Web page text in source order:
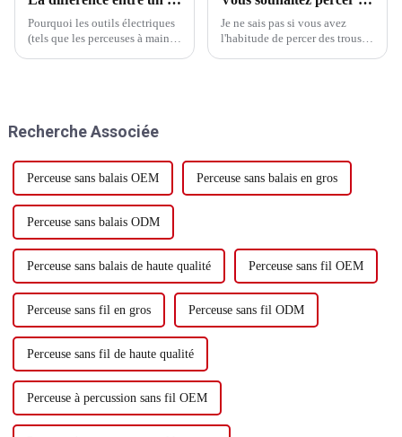
Pourquoi les outils électriques
(tels que les perceuses à main,
tient vraiment pas en une
Je ne sais pas si vous avez
l'habitude de percer des trous
Recherche Associée
Perceuse sans balais OEM Perceuse sans balais en gros
Perceuse sans balais ODM
Perceuse sans balais de haute qualité Perceuse sans fil OEM
Perceuse sans fil en gros Perceuse sans fil ODM
Perceuse sans fil de haute qualité
Perceuse à percussion sans fil OEM